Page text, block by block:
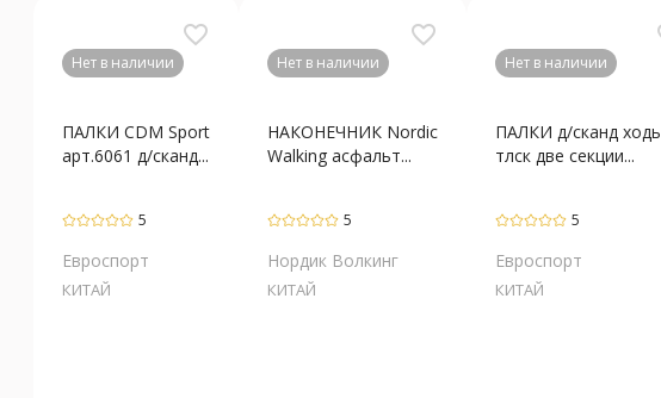
favorite_border
Нет в наличии
ПАЛКИ CDM Sport
арт.6061 д/сканд...
5
Евроспорт
КИТАЙ
favorite_border
Нет в наличии
НАКОНЕЧНИК Nordic
Walking асфальт...
5
Нордик Волкинг
КИТАЙ
Нет в наличии
ПАЛКИ д/сканд
тлск две секции...
5
Евроспорт
КИТАЙ